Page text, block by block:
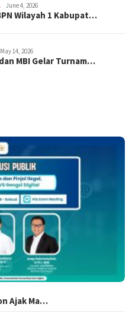
June 4, 2026
Wilayah 1 Kabupat…
May 14, 2026
MBI Gelar Turnam…
Ajak Ma…